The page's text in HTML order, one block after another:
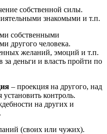
собственной силы.
знакомыми и т.п.
собственными
другого человека.
желаний, эмоций и т.п.
деньги и власть пройти по
– проекция на другого, над
контроль.
на других и
(своих или чужих).